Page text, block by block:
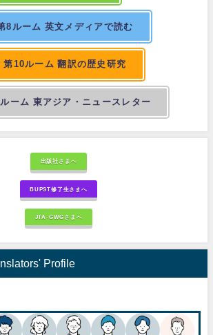
8ルーム 英文メディアで読む
第10ルーム 翻訳の歴史研究
ーム 東アジア・ニュースレター
出版社さまへ
BUPST修了生さまへ
JTA-GWGさまへ
Profile